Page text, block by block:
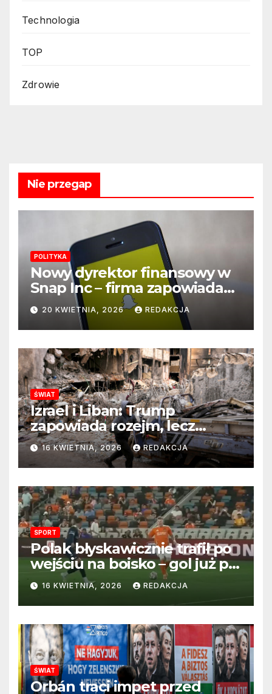
Technologia
TOP
Zdrowie
Nie przegap
POLITYKA
Nowy dyrektor finansowy w
Snap Inc – firma zapowiada
zmianę na kluczowym
stanowisku
20 KWIETNIA, 2026 REDAKCJA
ŚWIAT
Izrael i Liban: Trump
zapowiada rozejm, lecz
perspektywa zakończenia
wojny wciąż odległa
16 KWIETNIA, 2026 REDAKCJA
SPORT
Polak błyskawicznie trafił po
wejściu na boisko – gol już po
22 sekundach!
16 KWIETNIA, 2026 REDAKCJA
ŚWIAT
Orbán traci impet przed